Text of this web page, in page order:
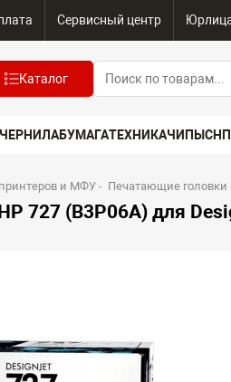
Сервисный центр
Каталог
ЧЕРНИЛАБУМАГАТЕХНИКАЧИПЫ
и МФУ - Печатающие головки
727 (B3P06A) для